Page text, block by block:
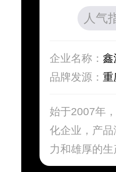
人气
企业名称： 鑫
品牌发源： 重
始于2007年
化企业，产
力和雄厚的